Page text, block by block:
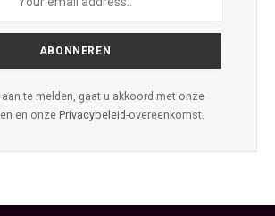
aan te melden, gaat u akkoord met onze
en onzePrivacybeleid-overeenkomst.